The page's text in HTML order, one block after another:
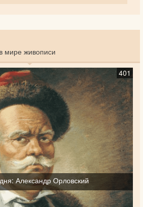
мире живописи
401
Александр Орловский